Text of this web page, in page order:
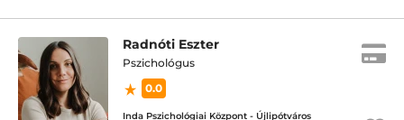
Radnóti Eszter
Pszichológus
0.0
Inda Pszichológiai Központ - Újlipótváros